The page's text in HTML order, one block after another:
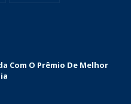
Com O Prêmio De Melhor